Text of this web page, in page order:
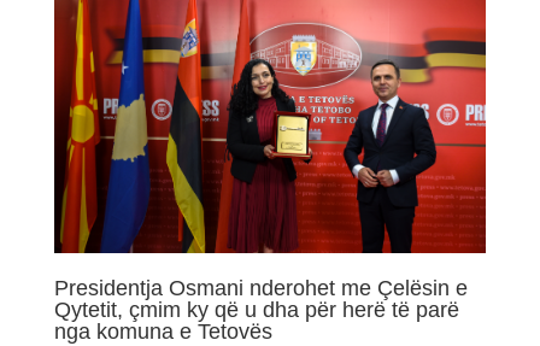
Presidentja Osmani nderohet me Çelësin e
Qytetit, çmim ky që u dha për herë të parë
nga komuna e Tetovës